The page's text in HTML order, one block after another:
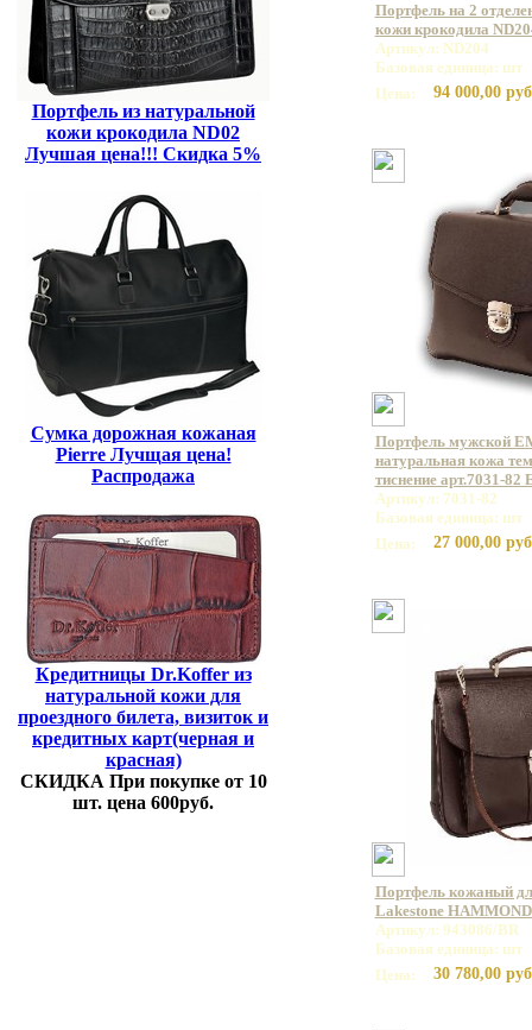
Портфель из натуральной
кожи крокодила ND02
Лучшая цена!!! Скидка 5%
Сумка дорожная кожаная
Pierre Лучщая цена!
Распродажа
Кредитницы Dr.Koffer из
натуральной кожи для
проездного билета, визиток и
кредитных карт(черная и
красная)
СКИДКА При покупке от 10
шт. цена 600руб.
Портфель на 2
кожи крокодила
Артикул: ND204
Базовая единица: шт
Цена:
94 000,00
Портфель мужской
натуральная кожа
тиснение арт.7031-82
Артикул: 7031-82
Базовая единица: шт
Цена:
27 000,00
Портфель кожаный
Lakestone
Артикул: 943086/BR
Базовая единица: шт
Цена:
30 780,00